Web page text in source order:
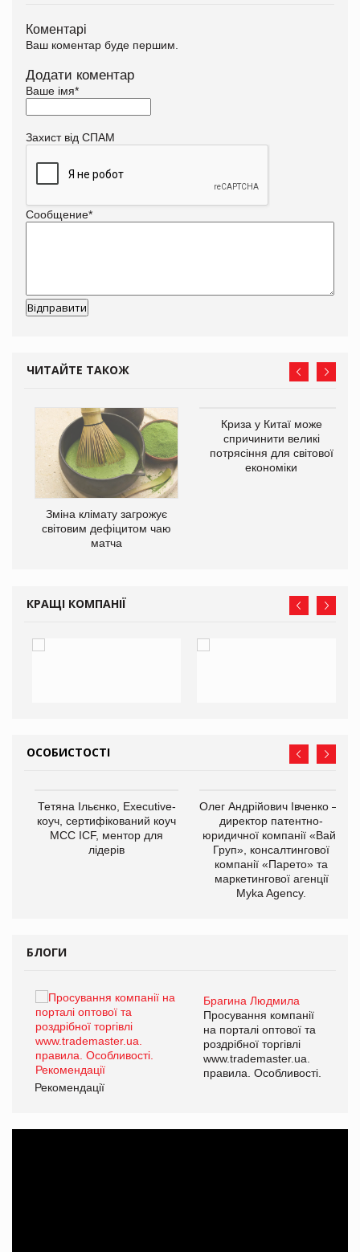
Коментарі
Ваш коментар буде першим.
Додати коментар
Ваше імя*
Захист від СПАМ
Сообщение*
ЧИТАЙТЕ ТАКОЖ
Зміна клімату загрожує
світовим дефіцитом чаю
матча
Криза у Китаї може
спричинити великі
потрясіння для світової
економіки
КРАЩІ КОМПАНІЇ
ОСОБИСТОСТІ
Тетяна Ільєнко, Executive-
коуч, сертифікований коуч
МСС ICF, ментор для
лідерів
Олег Андрійович Івченко —
директор патентно-
юридичної компанії «Вайз
Груп», консалтингової
компанії «Парето» та
маркетингової агенції
Myka Agency.
БЛОГИ
Брагина Людмила
Просування компанії
на порталі оптової та
роздрібної торгівлі
www.trademaster.ua.
правила. Особливості.
Рекомендації